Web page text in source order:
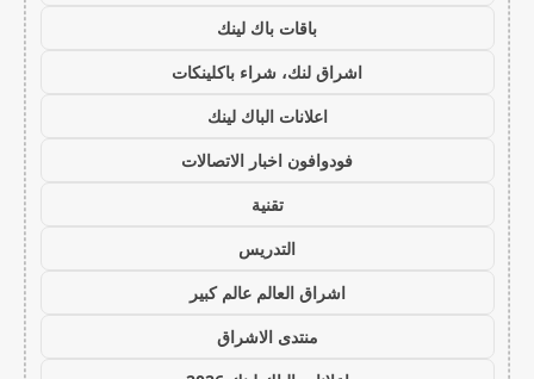
باقات باك لينك
اشراق لنك، شراء باكلينكات
اعلانات الباك لينك
فودوافون اخبار الاتصالات
تقنية
التدريس
اشراق العالم عالم كبير
منتدى الاشراق